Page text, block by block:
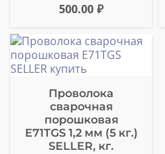
500.00 ₽
Проволока
сварочная
порошковая
Е71ТGS 1,2 мм (5 кг.)
SELLER, кг.